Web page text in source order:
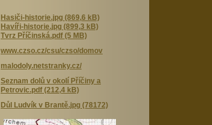
Hasiči-historie.jpg (869,6 kB)
Havíři-historie.jpg (899,3 kB)
Tvrz Příčinská.pdf (5 MB)
www.czso.cz/csu/czso/domov
malodoly.netstranky.cz/
Seznam dolů v okolí Příčiny a
Petrovic.pdf (212,4 kB)
Důl Ludvík v Brantě.jpg (78172)